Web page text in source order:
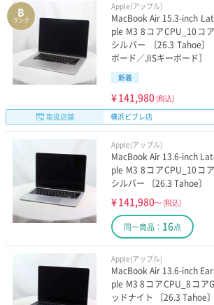
B
ランク
Apple(アップル)
MacBook Air 15.3-inch
ple M3 8コアCPU_10コ
シルバー 〔26.3 Tahoe
ボード／JISキーボード］
新着
¥141,980 (税込)
取扱店舗
横浜ビブレ店
Apple(アップル)
MacBook Air 13.6-inch
ple M3 8コアCPU_10コ
シルバー 〔26.3 Tahoe〕
¥141,980～ (税込)
同一商品： 16点
Apple(アップル)
MacBook Air 13.6-inch
ple M3 8コアCPU_8コア
ッドナイト 〔26.3 Tahoe